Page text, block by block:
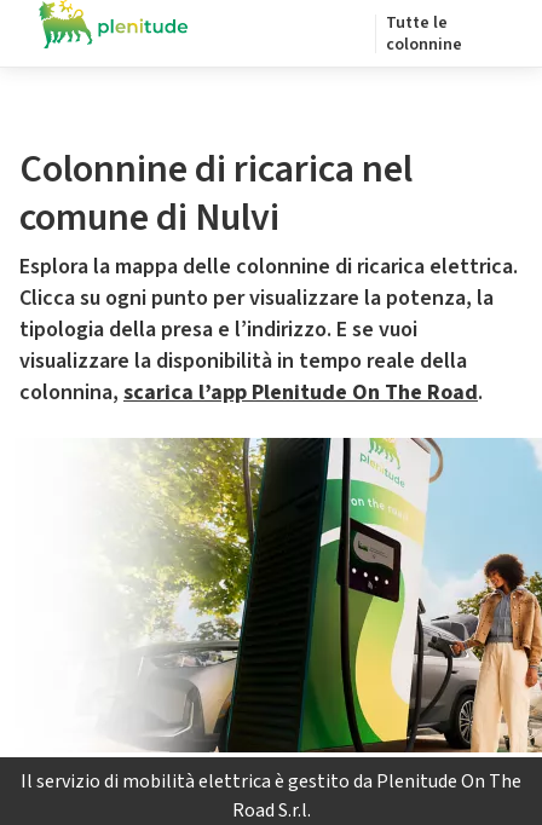
Tutte le
colonnine
Colonnine di ricarica nel
comune di Nulvi
Esplora la mappa delle colonnine di ricarica elettrica.
Clicca su ogni punto per visualizzare la potenza, la
tipologia della presa e l’indirizzo. E se vuoi
visualizzare la disponibilità in tempo reale della
colonnina, scarica l’app Plenitude On The Road.
Il servizio di mobilità elettrica è gestito da Plenitude On The
Road S.r.l.